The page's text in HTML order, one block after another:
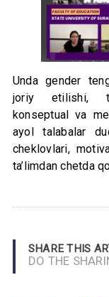
Unda gender
joriy etilishi,
konseptual va
ayol talabalar
cheklovlari,
ta’limdan chetda
SHARE THIS
DO THE